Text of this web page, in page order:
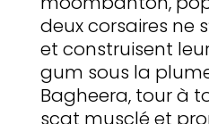
deux corsaires ne
et construisent
gum sous la
Bagheera, tour à
scat musclé et